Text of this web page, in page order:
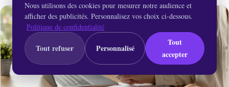
Nous utilisons des cookies pour mesurer notre audience et
afficher des publicités. Personnalisez vos choix ci-dessous.
Politique de confidentialité
Tout refuser Personnalisé
Tout
accepter